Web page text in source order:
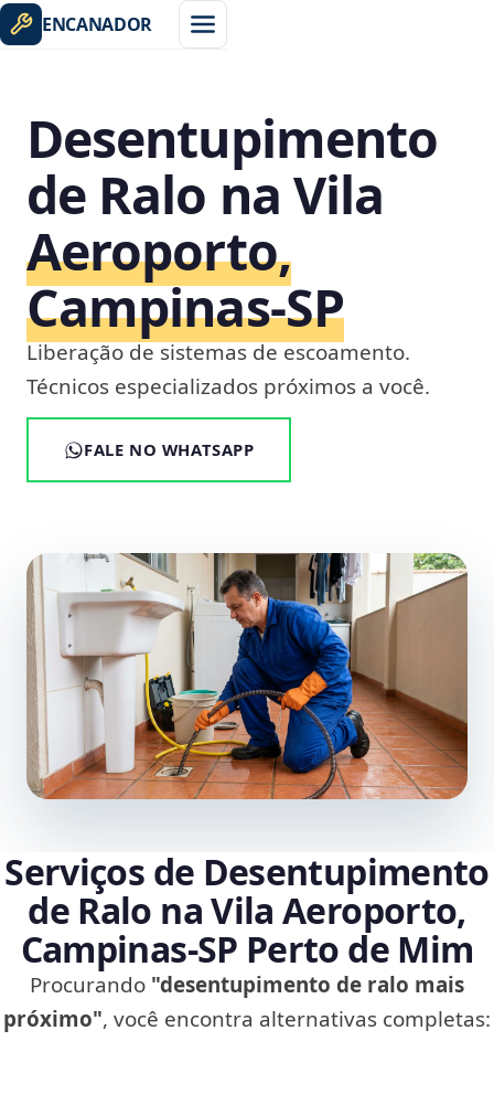
ENCANADOR
Desentupimento
de Ralo na Vila
Aeroporto,
Campinas‑SP
Liberação de sistemas de escoamento.
Técnicos especializados próximos a você.
FALE NO WHATSAPP
Serviços de Desentupimento
de Ralo na Vila Aeroporto,
Campinas‑SP Perto de Mim
Procurando "desentupimento de ralo mais
próximo", você encontra alternativas completas: